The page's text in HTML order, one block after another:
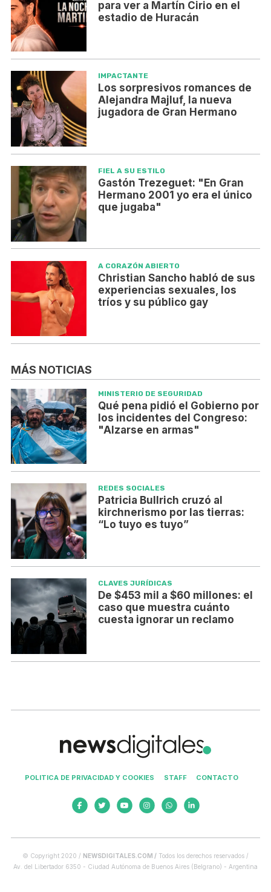
para ver a Martín Cirio en el
estadio de Huracán
IMPACTANTE
Los sorpresivos romances de
Alejandra Majluf, la nueva
jugadora de Gran Hermano
FIEL A SU ESTILO
Gastón Trezeguet: "En Gran
Hermano 2001 yo era el único
que jugaba"
A CORAZÓN ABIERTO
Christian Sancho habló de sus
experiencias sexuales, los
tríos y su público gay
MÁS NOTICIAS
MINISTERIO DE SEGURIDAD
Qué pena pidió el Gobierno por
los incidentes del Congreso:
"Alzarse en armas"
REDES SOCIALES
Patricia Bullrich cruzó al
kirchnerismo por las tierras:
“Lo tuyo es tuyo”
CLAVES JURÍDICAS
De $453 mil a $60 millones: el
caso que muestra cuánto
cuesta ignorar un reclamo
POLITICA DE PRIVACIDAD Y COOKIES STAFF CONTACTO
© Copyright 2020 / NEWSDIGITALES.COM / Todos los derechos reservados /
Av. del Libertador 6350 - Ciudad Autónoma de Buenos Aires (Belgrano) - Argentina